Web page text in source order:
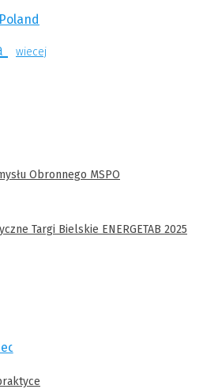
wiecej
Obronnego MSPO
Targi Bielskie ENERGETAB 2025